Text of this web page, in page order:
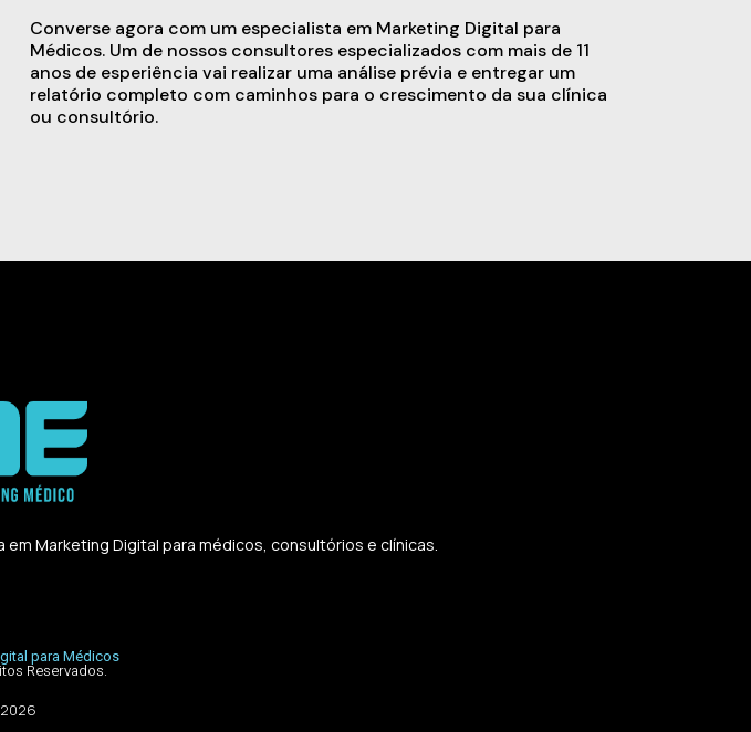
Converse agora com um especialista em Marketing Digital para
Médicos. Um de nossos consultores especializados com mais de 11
anos de esperiência vai realizar uma análise prévia e entregar um
relatório completo com caminhos para o crescimento da sua clínica
ou consultório.
em Marketing Digital para médicos, consultórios e clínicas.
para Médicos
Reservados.
2026